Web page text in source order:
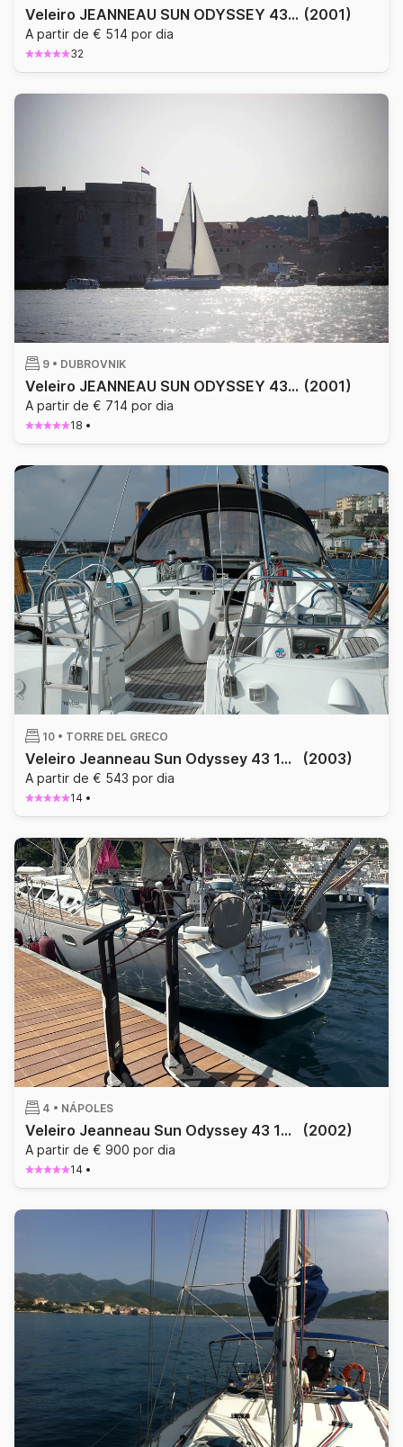
Veleiro JEANNEAU SUN ODYSSEY 43 13.2m (2001)
A partir de € 514 por dia
32
9 • DUBROVNIK
Veleiro JEANNEAU SUN ODYSSEY 43 13.21m (2001)
A partir de € 714 por dia
18 •
10 • TORRE DEL GRECO
Veleiro Jeanneau Sun Odyssey 43 13m (2003)
A partir de € 543 por dia
14 •
4 • NÁPOLES
Veleiro Jeanneau Sun Odyssey 43 13.21m (2002)
A partir de € 900 por dia
14 •